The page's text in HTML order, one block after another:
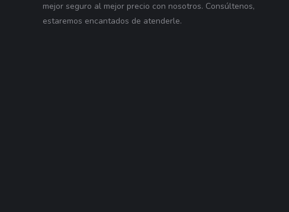
mejor seguro al mejor precio con nosotros. Consúltenos,
estaremos encantados de atenderle.